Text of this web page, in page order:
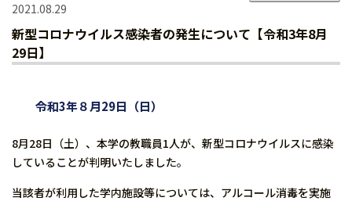
2021.08.29
新型コロナウイルス感染者の発生について【令和3年8月
29日】
令和3年８月29日（日）
8月28日（土）、本学の教職員1人が、新型コロナウイルスに感染
していることが判明いたしました。
当該者が利用した学内施設等については、アルコール消毒を実施